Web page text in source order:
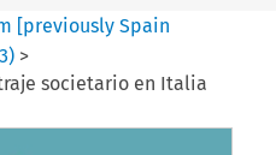
[previously Spain
) >
societario en Italia